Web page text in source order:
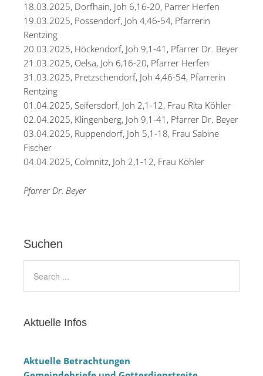
18.03.2025, Dorfhain, Joh 6,16-20, Parrer Herfen
19.03.2025, Possendorf, Joh 4,46-54, Pfarrerin
Rentzing
20.03.2025, Höckendorf, Joh 9,1-41, Pfarrer Dr. Beyer
21.03.2025, Oelsa, Joh 6,16-20, Pfarrer Herfen
31.03.2025, Pretzschendorf, Joh 4,46-54, Pfarrerin
Rentzing
01.04.2025, Seifersdorf, Joh 2,1-12, Frau Rita Köhler
02.04.2025, Klingenberg, Joh 9,1-41, Pfarrer Dr. Beyer
03.04.2025, Ruppendorf, Joh 5,1-18, Frau Sabine
Fischer
04.04.2025, Colmnitz, Joh 2,1-12, Frau Köhler
Pfarrer Dr. Beyer
Suchen
Aktuelle Infos
Aktuelle Betrachtungen